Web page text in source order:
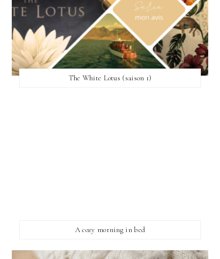
The White Lotus (saison 1)
A cozy morning in bed